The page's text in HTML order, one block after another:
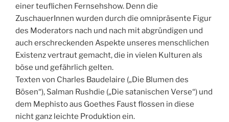
einer teuflichen Fernsehshow. Denn die
ZuschauerInnen wurden durch die omnipräsente Figur
des Moderators nach und nach mit abgründigen und
auch erschreckenden Aspekte unseres menschlichen
Existenz vertraut gemacht, die in vielen Kulturen als
böse und gefährlich gelten.
Texten von Charles Baudelaire („Die Blumen des
Bösen“), Salman Rushdie („Die satanischen Verse“) und
dem Mephisto aus Goethes Faust flossen in diese
nicht ganz leichte Produktion ein.